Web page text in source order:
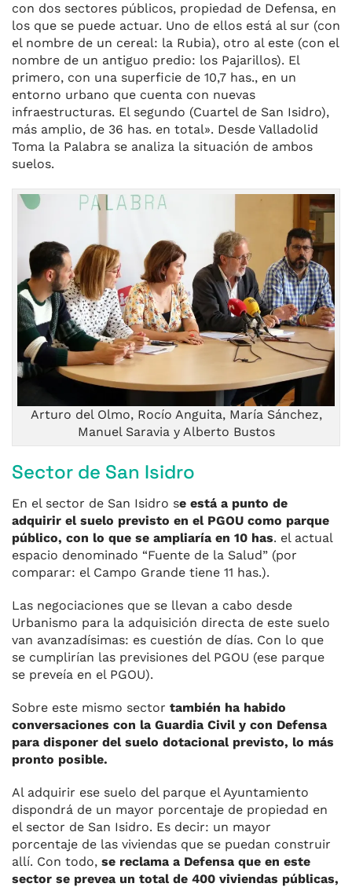
con dos sectores públicos, propiedad de Defensa, en
los que se puede actuar. Uno de ellos está al sur (con
el nombre de un cereal: la Rubia), otro al este (con el
nombre de un antiguo predio: los Pajarillos). El
primero, con una superficie de 10,7 has., en un
entorno urbano que cuenta con nuevas
infraestructuras. El segundo (Cuartel de San Isidro),
más amplio, de 36 has. en total». Desde Valladolid
Toma la Palabra se analiza la situación de ambos
suelos.
Arturo del Olmo, Rocío Anguita, María Sánchez,
Manuel Saravia y Alberto Bustos
Sector de San Isidro
En el sector de San Isidro se está a punto de
adquirir el suelo previsto en el PGOU como parque
público, con lo que se ampliaría en 10 has. el actual
espacio denominado “Fuente de la Salud” (por
comparar: el Campo Grande tiene 11 has.).
Las negociaciones que se llevan a cabo desde
Urbanismo para la adquisición directa de este suelo
van avanzadísimas: es cuestión de días. Con lo que
se cumplirían las previsiones del PGOU (ese parque
se preveía en el PGOU).
Sobre este mismo sector también ha habido
conversaciones con la Guardia Civil y con Defensa
para disponer del suelo dotacional previsto, lo más
pronto posible.
Al adquirir ese suelo del parque el Ayuntamiento
dispondrá de un mayor porcentaje de propiedad en
el sector de San Isidro. Es decir: un mayor
porcentaje de las viviendas que se puedan construir
allí. Con todo, se reclama a Defensa que en este
sector se prevea un total de 400 viviendas públicas,